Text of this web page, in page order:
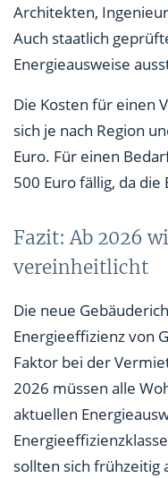
Architekten,
Auch staatlich
Energieausweise
Die Kosten für einen
sich je nach Region
Euro. Für einen
500 Euro fällig, da
Fazit: Ab 2026
vereinheitlicht
Die neue
Energieeffizienz von
Faktor bei der
2026 müssen alle
aktuellen
sollten sich frühzeitig